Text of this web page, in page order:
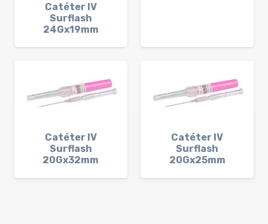
Catéter IV
Surflash
24Gx19mm
Catéter IV
Surflash
20Gx32mm
Catéter IV
Surflash
20Gx25mm